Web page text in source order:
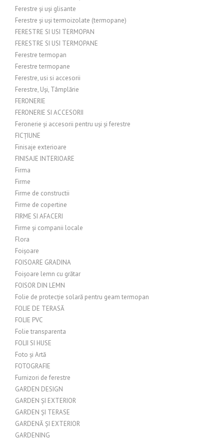
Ferestre și uși glisante
Ferestre și uși termoizolate (termopane)
FERESTRE SI USI TERMOPAN
FERESTRE SI USI TERMOPANE
Ferestre termopan
Ferestre termopane
Ferestre, usi si accesorii
Ferestre, Uși, Tâmplărie
FERONERIE
FERONERIE SI ACCESORII
Feronerie și accesorii pentru uși și ferestre
FICȚIUNE
Finisaje exterioare
FINISAJE INTERIOARE
Firma
Firme
Firme de constructii
Firme de copertine
FIRME SI AFACERI
Firme și companii locale
Flora
Foișoare
FOISOARE GRADINA
Foișoare lemn cu grătar
FOISOR DIN LEMN
Folie de protecție solară pentru geam termopan
FOLIE DE TERASĂ
FOLIE PVC
Folie transparenta
FOLII SI HUSE
Foto și Artă
FOTOGRAFIE
Furnizori de ferestre
GARDEN DESIGN
GARDEN ȘI EXTERIOR
GARDEN ȘI TERASE
GARDENĂ ȘI EXTERIOR
GARDENING